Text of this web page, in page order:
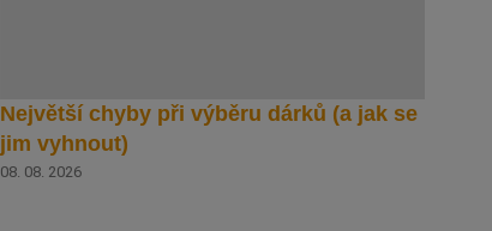
Největší chyby při výběru dárků (a jak se
jim vyhnout)
08. 08. 2026